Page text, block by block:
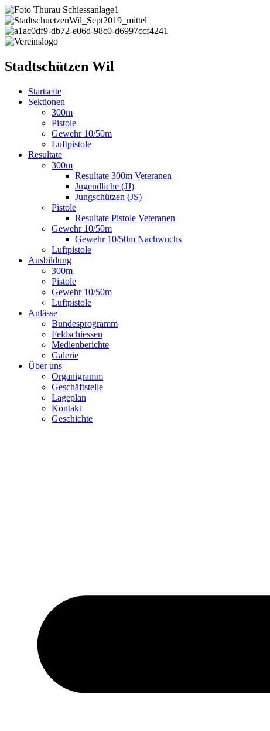
Stadtschützen Wil
Startseite
Sektionen
300m
Pistole
Gewehr 10/50m
Luftpistole
Resultate
300m
Resultate 300m Veteranen
Jugendliche (JJ)
Jungschützen (JS)
Pistole
Resultate Pistole Veteranen
Gewehr 10/50m
Gewehr 10/50m Nachwuchs
Luftpistole
Ausbildung
300m
Pistole
Gewehr 10/50m
Luftpistole
Anlässe
Bundesprogramm
Feldschiessen
Medienberichte
Galerie
Über uns
Organigramm
Geschäftstelle
Lageplan
Kontakt
Geschichte